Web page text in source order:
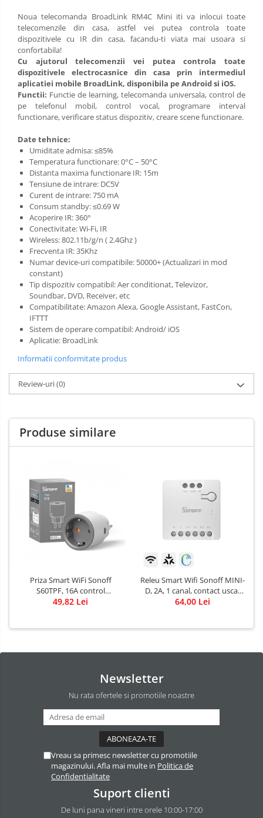
Noua telecomanda BroadLink RM4C Mini iti va inlocui toate
telecomenzile din casa, astfel vei putea controla toate
dispozitivele cu IR din casa, facandu-ti viata mai usoara si
confortabila!
Cu ajutorul telecomenzii vei putea controla toate
dispozitivele electrocasnice din casa prin intermediul
aplicatiei mobile BroadLink, disponibila pe Android si iOS.
Functii: Functie de learning, telecomanda universala, control de
pe telefonul mobil, control vocal, programare interval
functionare, verificare status dispozitiv, creare scene functionare.
Date tehnice:
Umiditate admisa: ≤85%
Temperatura functionare: 0°C – 50°C
Distanta maxima functionare IR: 15m
Tensiune de intrare: DC5V
Curent de intrare: 750 mA
Consum standby: ≤0.69 W
Acoperire IR: 360°
Conectivitate: Wi-Fi, IR
Wireless: 802.11b/g/n ( 2.4Ghz )
Frecventa IR: 35Khz
Numar device-uri compatibile: 50000+ (Actualizari in mod
constant)
Tip dispozitiv compatibil: Aer conditionat, Televizor,
Soundbar, DVD, Receiver, etc
Compatibilitate: Amazon Alexa, Google Assistant, FastCon,
IFTTT
Sistem de operare compatibil: Android/ iOS
Aplicatie: BroadLink
Informatii conformitate produs
Review-uri(0)
Produse similare
Priza Smart WiFi Sonoff
S60TPF, 16A control
Smartphone
49,82 Lei
Releu Smart Wifi Sonoff MINI-
D, 2A, 1 canal, contact uscat
AC-DC, Matter
64,00 Lei
Newsletter
Nu rata ofertele si promotiile noastre
Vreau sa primesc newsletter cu promotiile
magazinului. Afla mai multe in Politica de
Confidentialitate
Suport clienti
De luni pana vineri intre orele 10:00-17:00